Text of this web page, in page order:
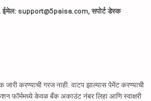
ईमेल: support@5paisa.com, सपोर्ट डेस्क
जारी करण्याची गरज नाही. वाटप झाल्यास पेमेंट करण्याची
फॉर्ममध्ये केवळ बँक अकाउंट नंबर लिहा आणि स्वाक्षरी